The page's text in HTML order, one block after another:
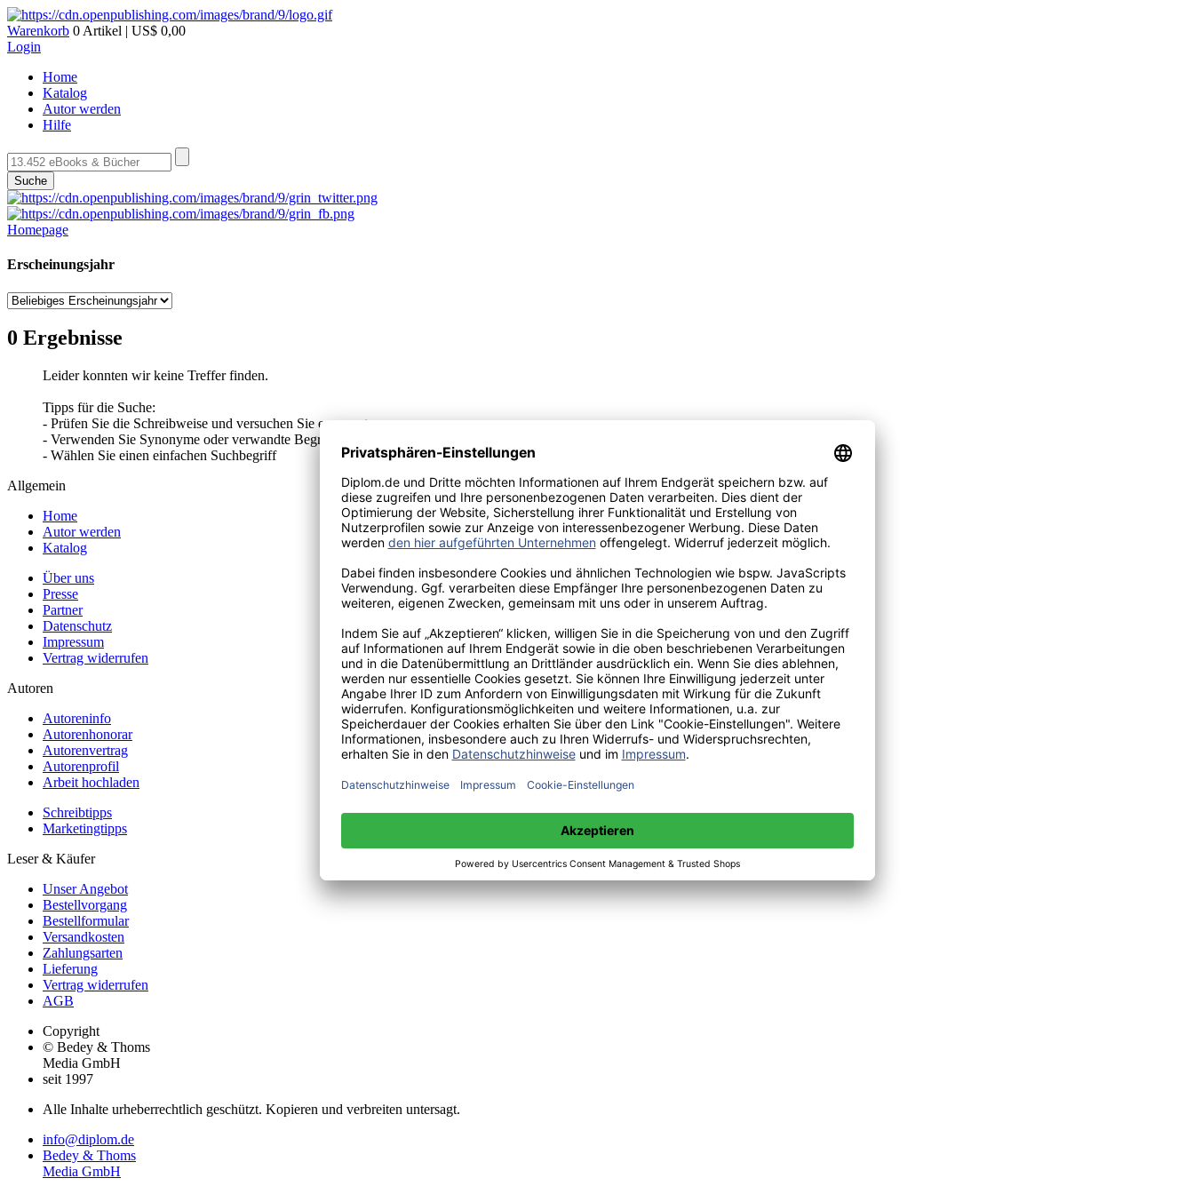
Warenkorb 0 Artikel | US$ 0,00
Login
Home
Katalog
Autor werden
Hilfe
Suche
Homepage
Erscheinungsjahr
0 Ergebnisse
Leider konnten wir keine Treffer finden.
Tipps für die Suche:
- Prüfen Sie die Schreibweise und versuchen Sie es erneut
- Verwenden Sie Synonyme oder verwandte Begriffe
- Wählen Sie einen einfachen Suchbegriff
Allgemein
Home
Autor werden
Katalog
Über uns
Presse
Partner
Datenschutz
Impressum
Vertrag widerrufen
Autoren
Autoreninfo
Autorenhonorar
Autorenvertrag
Autorenprofil
Arbeit hochladen
Schreibtipps
Marketingtipps
Leser & Käufer
Unser Angebot
Bestellvorgang
Bestellformular
Versandkosten
Zahlungsarten
Lieferung
Vertrag widerrufen
AGB
Copyright
© Bedey & Thoms
Media GmbH
seit 1997
Alle Inhalte urheberrechtlich geschützt. Kopieren und verbreiten untersagt.
info@diplom.de
Bedey & Thoms
Media GmbH